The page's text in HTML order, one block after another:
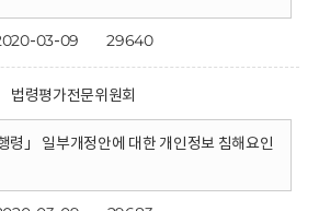
03-09 29640
법령평가전문위원회
령」 일부개정안에 대한 개인정보 침해요인